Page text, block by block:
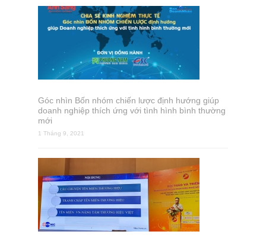
Góc nhìn Bốn nhóm chiến lược định hướng giúp
doanh nghiệp thích ứng với tình hình bình thường
mới
1 Tháng 9, 2021